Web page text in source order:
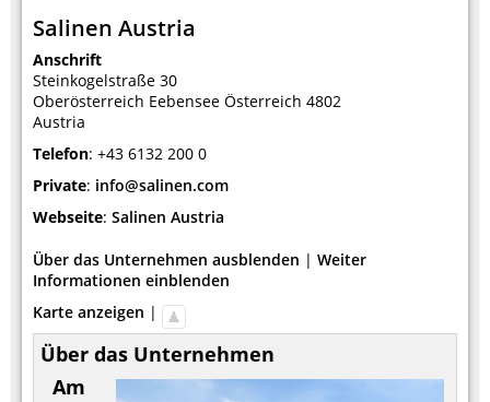
Salinen Austria
Anschrift
Steinkogelstraße 30
Oberösterreich Eebensee Österreich 4802
Austria
Telefon: +43 6132 200 0
Private: info@salinen.com
Webseite: Salinen Austria
Über das Unternehmen ausblenden | Weiter
Informationen einblenden
Karte anzeigen |
Über das Unternehmen
Am